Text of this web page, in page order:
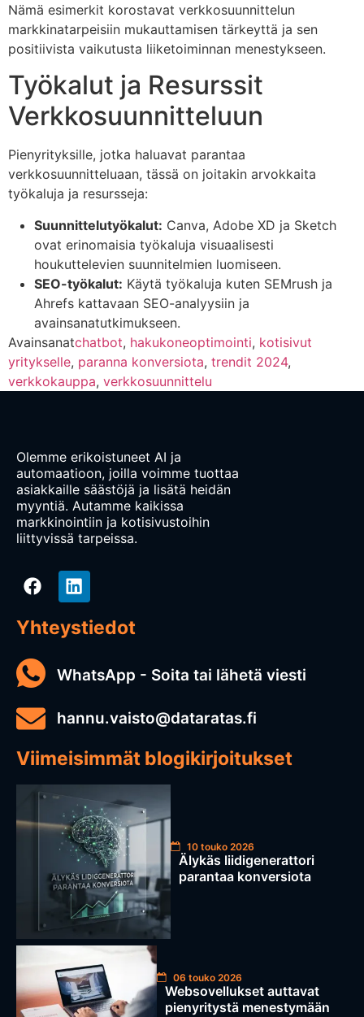
Nämä esimerkit korostavat verkkosuunnittelun
markkinatarpeisiin mukauttamisen tärkeyttä ja sen
positiivista vaikutusta liiketoiminnan menestykseen.
Työkalut ja Resurssit
Verkkosuunnitteluun
Pienyrityksille, jotka haluavat parantaa
verkkosuunnitteluaan, tässä on joitakin arvokkaita
työkaluja ja resursseja:
Suunnittelutyökalut: Canva, Adobe XD ja Sketch
ovat erinomaisia työkaluja visuaalisesti
houkuttelevien suunnitelmien luomiseen.
SEO-työkalut: Käytä työkaluja kuten SEMrush ja
Ahrefs kattavaan SEO-analyysiin ja
avainsanatutkimukseen.
Avainsanatchatbot, hakukoneoptimointi, kotisivut
yritykselle, paranna konversiota, trendit 2024,
verkkokauppa, verkkosuunnittelu
Olemme erikoistuneet AI ja
automaatioon, joilla voimme tuottaa
asiakkaille säästöjä ja lisätä heidän
myyntiä. Autamme kaikissa
markkinointiin ja kotisivustoihin
liittyvissä tarpeissa.
Yhteystiedot
WhatsApp - Soita tai lähetä viesti
hannu.vaisto@dataratas.fi
Viimeisimmät blogikirjoitukset
10 touko 2026
Älykäs liidigenerattori
parantaa konversiota
06 touko 2026
Websovellukset auttavat
pienyritystä menestymään